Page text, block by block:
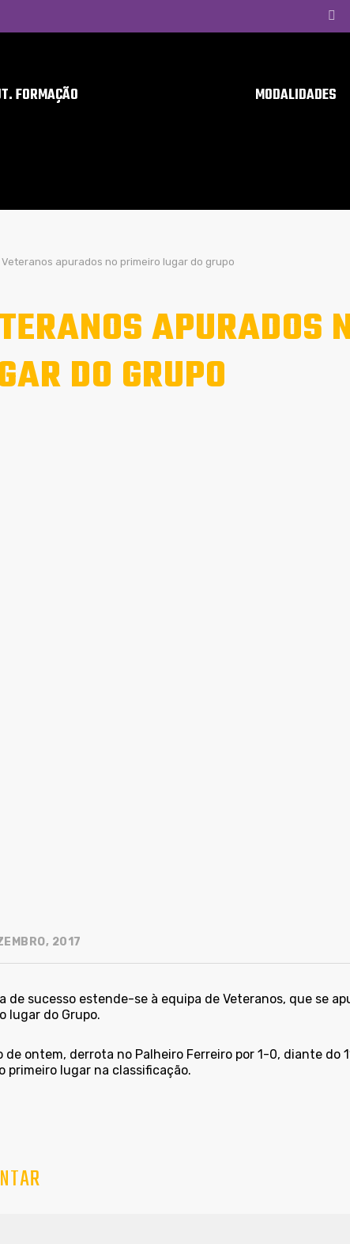
FORMAÇÃO MODALIDADES
Veteranos apurados no primeiro lugar do grupo
APURADOS
DO GRUPO
2017
de sucesso estende-se à equipa de Veteranos, que se
lugar do Grupo.
de ontem, derrota no Palheiro Ferreiro por 1-0, diante do
primeiro lugar na classificação.